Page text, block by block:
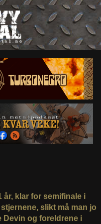
år, klar for semifinale i
slikt må man jo
Devin og foreldrene i